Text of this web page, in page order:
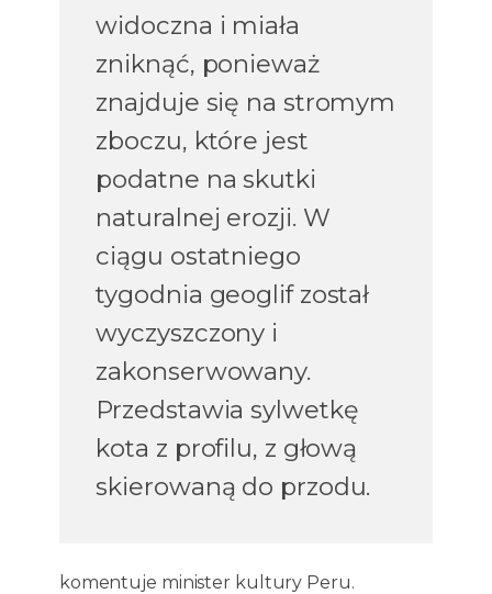
widoczna i miała
zniknąć, ponieważ
znajduje się na stromym
zboczu, które jest
podatne na skutki
naturalnej erozji. W
ciągu ostatniego
tygodnia geoglif został
wyczyszczony i
zakonserwowany.
Przedstawia sylwetkę
kota z profilu, z głową
skierowaną do przodu.
komentuje minister kultury Peru.